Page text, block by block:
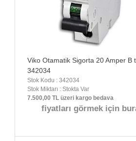
Viko Otamatik Sigorta 20 Amper B
342034
Stok Kodu : 342034
Stok Miktarı : Stokta Var
7.500,00 TL üzeri kargo bedava
fiyatları görmek için